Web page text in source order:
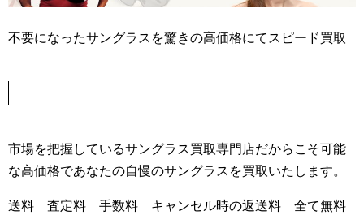
不要になったサングラスを驚きの高価格にてスピード買取
市場を把握しているサングラス買取専門店だからこそ可能
な高価格であなたの自慢のサングラスを買取いたします。
送料 査定料 手数料 キャンセル時の返送料 全て無料